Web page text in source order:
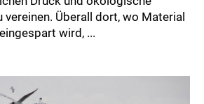
Überall dort, wo Material
eingespart wird, ...